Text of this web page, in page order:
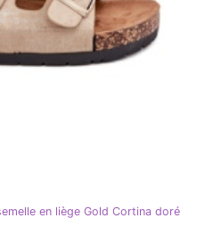
en liège Gold Cortina doré